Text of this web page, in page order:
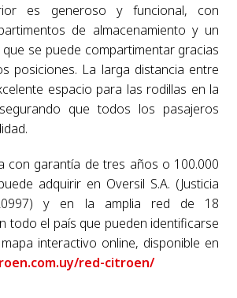
es generoso y funcional, con
de almacenamiento y un
se puede compartimentar gracias
posiciones. La larga distancia entre
espacio para las rodillas en la
que todos los pasajeros
con garantía de tres años o 100.000
adquirir en Oversil S.A. (Justicia
y en la amplia red de 18
todo el país que pueden identificarse
interactivo online, disponible en
red-citroen/